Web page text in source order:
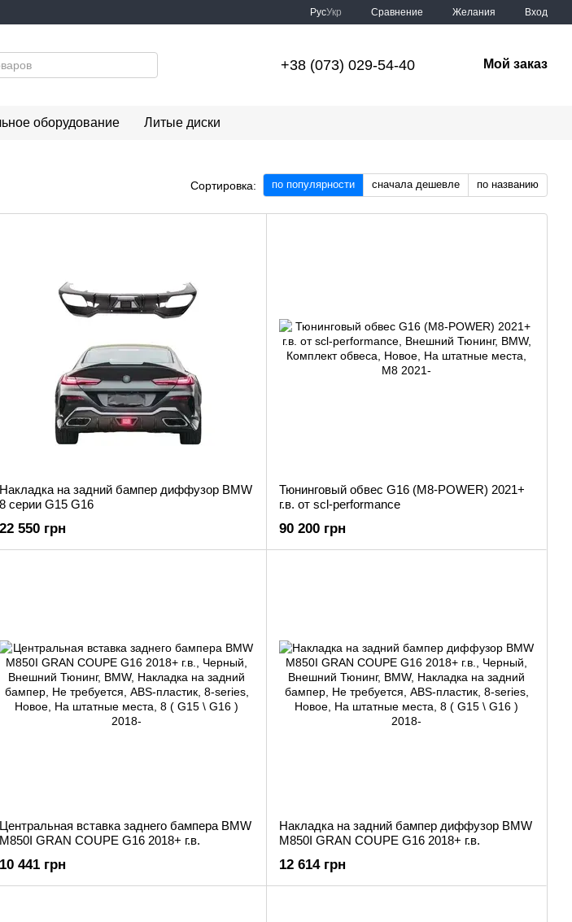
РусУкр Сравнение Желания Вход
+38 (073) 029-54-40 Мой заказ
оборудование Литые диски
Сортировка: по популярности сначала дешевле по названию
Накладка на задний бампер диффузор BMW
8 серии G15 G16
22 550 грн
Тюнинговый обвес G16 (M8-POWER) 2021+
г.в. от scl-performance
90 200 грн
Центральная вставка заднего бампера BMW
M850I GRAN COUPE G16 2018+ г.в.
10 441 грн
Накладка на задний бампер диффузор BMW
M850I GRAN COUPE G16 2018+ г.в.
12 614 грн